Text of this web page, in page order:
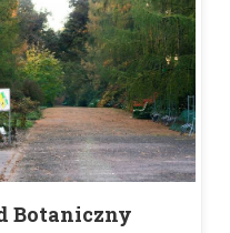
Botaniczny